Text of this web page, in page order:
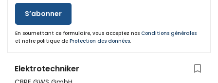
S’abonner
En soumettant ce formulaire, vous acceptez nos Conditions générales
et notre politique de Protection des données.
Elektrotechniker